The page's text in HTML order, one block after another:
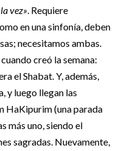
vez». Requiere
en una sinfonía, deben
necesitamos ambas.
creó la semana:
el Shabat. Y, además,
y luego llegan las
HaKipurim (una parada
más uno, siendo el
sagradas. Nuevamente,